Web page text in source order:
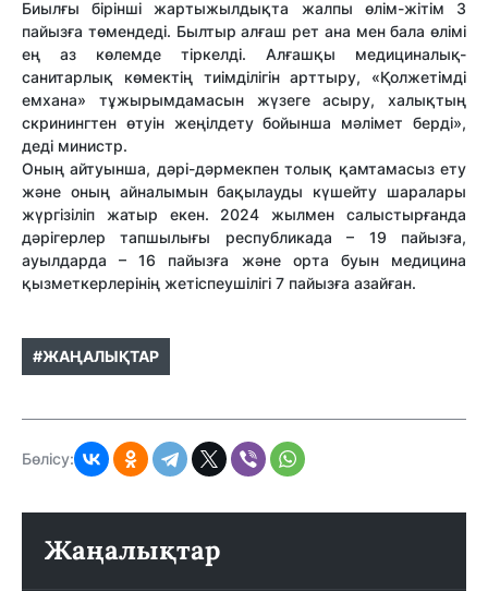
Биылғы бірінші жартыжылдықта жалпы өлім-жітім 3
пайызға төмендеді. Былтыр алғаш рет ана мен бала өлімі
ең аз көлемде тіркелді. Алғашқы медициналық-
санитарлық көмектің тиімділігін арттыру, «Қолжетімді
емхана» тұжырымдамасын жүзеге асыру, халықтың
скринингтен өтуін жеңілдету бойынша мәлімет берді»,
деді министр.
Оның айтуынша, дәрі-дәрмекпен толық қамтамасыз ету
және оның айналымын бақылауды күшейту шаралары
жүргізіліп жатыр екен. 2024 жылмен салыстырғанда
дәрігерлер тапшылығы республикада – 19 пайызға,
ауылдарда – 16 пайызға және орта буын медицина
қызметкерлерінің жетіспеушілігі 7 пайызға азайған.
#ЖАҢАЛЫҚТАР
Бөлісу:
Жаңалықтар